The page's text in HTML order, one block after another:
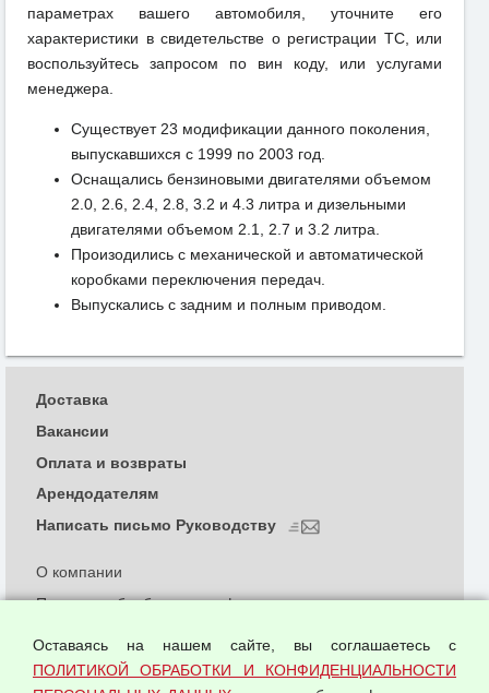
параметрах вашего автомобиля, уточните его
характеристики в свидетельстве о регистрации ТС, или
воспользуйтесь запросом по вин коду, или услугами
менеджера.
Существует 23 модификации данного поколения,
выпускавшихся с 1999 по 2003 год.
Оснащались бензиновыми двигателями объемом
2.0, 2.6, 2.4, 2.8, 3.2 и 4.3 литра и дизельными
двигателями объемом 2.1, 2.7 и 3.2 литра.
Произодились с механической и автоматической
коробками переключения передач.
Выпускались с задним и полным приводом.
О компании
Политика обработки и конфиденциальности
Согласием на обработку персональных данных
Оферта оптовой купли-продажи
Доставка
Вакансии
Оплата и возвраты
Арендодателям
Написать письмо Руководству
Оставаясь на нашем сайте, вы соглашаетесь с
ПОЛИТИКОЙ ОБРАБОТКИ И КОНФИДЕНЦИАЛЬНОСТИ